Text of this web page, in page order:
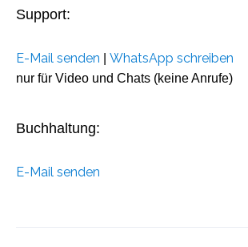
Support:
E-Mail senden WhatsApp schreiben
nur für Video und Chats (keine Anrufe)
Buchhaltung:
E-Mail senden